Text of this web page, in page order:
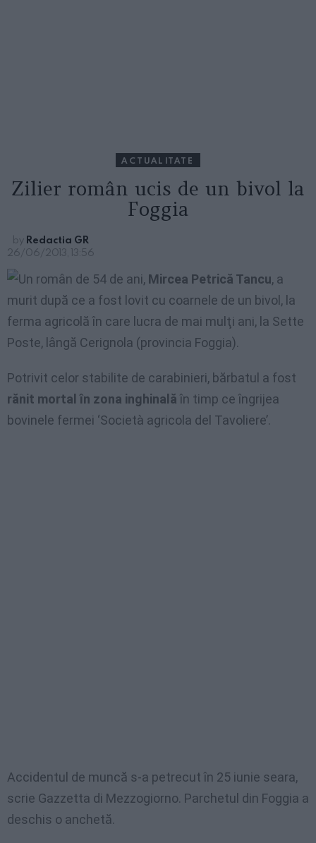
ACTUALITATE
Zilier român ucis de un bivol la
Foggia
by Redactia GR
26/06/2013, 13:56
Un român de 54 de ani, Mircea Petrică Tancu, a
murit după ce a fost lovit cu coarnele de un bivol, la
ferma agricolă în care lucra de mai mulţi ani, la Sette
Poste, lângă Cerignola (provincia Foggia).
Potrivit celor stabilite de carabinieri, bărbatul a fost
rănit mortal în zona inghinală în timp ce îngrijea
bovinele fermei ‘Società agricola del Tavoliere’.
Accidentul de muncă s-a petrecut în 25 iunie seara,
scrie Gazzetta di Mezzogiorno. Parchetul din Foggia a
deschis o anchetă.